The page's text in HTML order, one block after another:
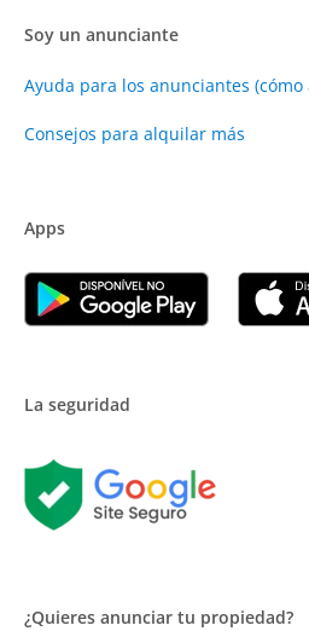
Soy un anunciante
Ayuda para los anunciantes
Consejos para alquilar más
Apps
La seguridad
¿Quieres anunciar tu propiedad?